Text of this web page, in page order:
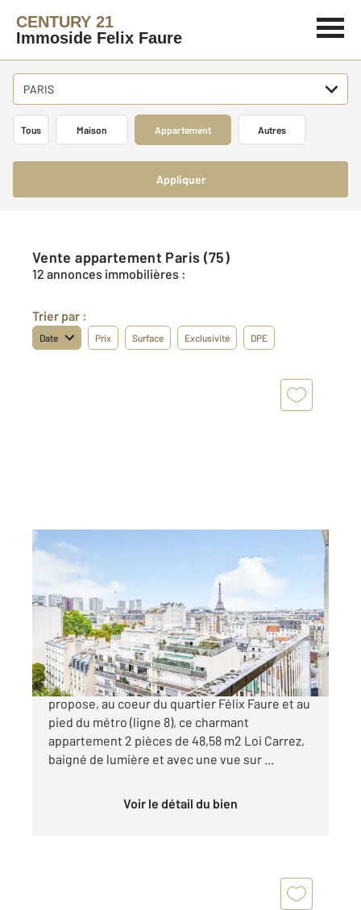
CENTURY 21
Immoside Felix Faure
PARIS
Tous Maison Appartement Autres
Appliquer
Vente appartement Paris (75)
12 annonces immobilières :
Trier par :
Date Prix Surface Exclusivité DPE
PARIS 75015
48,58 m
Ref : 17501
Appartement T2 à vendre
580 000 €
Coup de coeur ! L'agence Century21 vous
propose, au coeur du quartier Félix Faure et au
pied du métro (ligne 8), ce charmant
appartement 2 pièces de 48,58 m2 Loi Carrez,
baigné de lumière et avec une vue sur ...
Voir le détail du bien